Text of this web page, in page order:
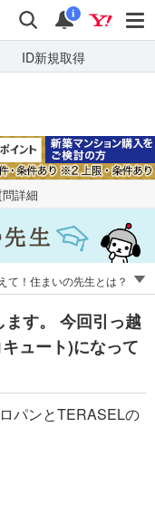
検索 通知
i
ID新規取得
キーワードで
質問を探す
詳細
て！住まいの先生とは？
す。 今回引っ越
ュート)になって
パンとTERASELの